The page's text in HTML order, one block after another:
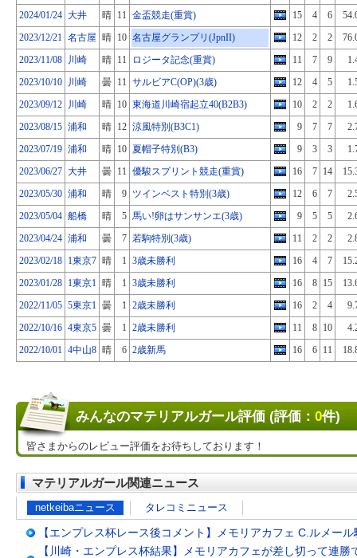
2024/01/24 大井 晴 11 金盃競走(重賞) 15 4 6
2023/12/21 名古屋 晴 10 名古屋グランプリ(JpnII) 12 2 2
2023/11/08
川崎 晴 11 ロジータ記念(重賞) 11 7 9
2023/10/10
川崎 曇 11 サルビアC(OP)(3歳) 12 4 5
2023/09/12
川崎 晴 10 東海道川崎宿起立40(B2B3) 10 2 2
2023/08/15 浦和 晴 12 涼風特別(B3C1) 9 7 7
2023/07/19 浦和 晴 10 夏帽子特別(B3) 9 3 3
2023/06/27 大井 曇 11 優駿スプリント競走(重賞) 16 7 14
2023/05/30 浦和 晴 9 ツインベスト特別(3歳) 12 6 7
2023/05/04 船橋 晴 5 馬い!卵はサンサンエ(3歳) 9 5 5
2023/04/24 浦和 曇 7 若駒特別(3歳) 11 2 2
2023/02/18 1東京7 晴 1 3歳未勝利 16 4 7
2023/01/28 1東京1 晴 1 3歳未勝利 16 8 15
2022/11/05 5東京1 曇 1 2歳未勝利 16 2 4
2022/10/16 4東京5 曇 1 2歳未勝利 11 8 10
2022/10/01 4中山8 晴 6 2歳新馬 16 6 11
みんなのマテリアルガール評価 (評価： 0件)
皆さまからのレビュー評価をお待ちしております！
マテリアルガール関連ニュース
netkeibaニュース タレコミニュース
【エンプレス杯レース後コメント】メモリアカフェ C.ルメール
【川崎・エンプレス杯結果】メモリアカフェが差し切って連勝